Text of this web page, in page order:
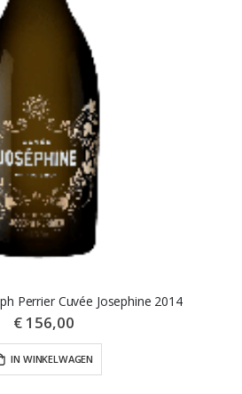
Perrier Cuvée Josephine 2014
€ 156,00
IN WINKELWAGEN